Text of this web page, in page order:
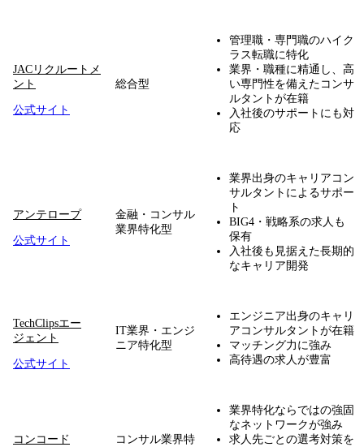
JACリクルートメ
ント
公式サイト
総合型
管理職・専門職のハイク
ラス転職に特化
業界・職種に精通し、高
い専門性を備えたコンサ
ルタントが在籍
入社後のサポートにも対
応
アンテロープ
公式サイト
金融・コンサル
業界特化型
業界出身のキャリアコン
サルタントによるサポー
ト
BIG4・戦略系の求人も
保有
入社後も見据えた長期的
なキャリア開発
TechClipsエー
ジェント
公式サイト
IT業界・エンジ
ニア特化型
エンジニア出身のキャリ
アコンサルタントが在籍
マッチング力に強み
高待遇の求人が豊富
コンコード
コンサル業界特
業界特化ならではの強固
なネットワークが強み
求人先ごとの選考対策を